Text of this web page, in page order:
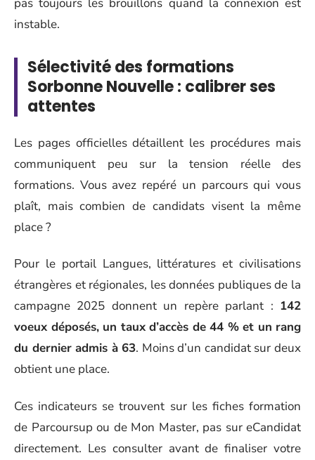
instable.
Sélectivité des formations
Sorbonne Nouvelle : calibrer ses
attentes
Les pages officielles détaillent les procédures mais
communiquent peu sur la tension réelle des
formations. Vous avez repéré un parcours qui vous
plaît, mais combien de candidats visent la même
place ?
Pour le portail Langues, littératures et civilisations
étrangères et régionales, les données publiques de la
campagne 2025 donnent un repère parlant : 142
voeux déposés, un taux d’accès de 44 % et un rang
du dernier admis à 63. Moins d’un candidat sur deux
obtient une place.
Ces indicateurs se trouvent sur les fiches formation
de Parcoursup ou de Mon Master, pas sur eCandidat
directement. Les consulter avant de finaliser votre